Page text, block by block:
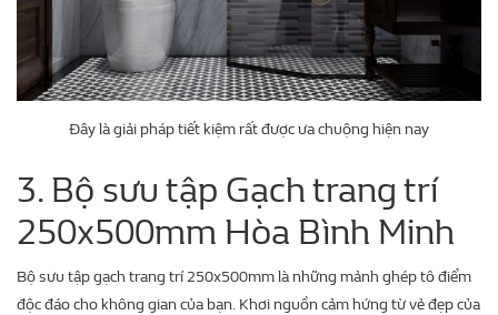
Đây là giải pháp tiết kiệm rất được ưa chuộng hiện nay
3. Bộ sưu tập Gạch trang trí
250x500mm Hòa Bình Minh
Bộ sưu tập gạch trang trí 250x500mm là những mảnh ghép tô điểm
độc đáo cho không gian của bạn. Khơi nguồn cảm hứng từ vẻ đẹp của